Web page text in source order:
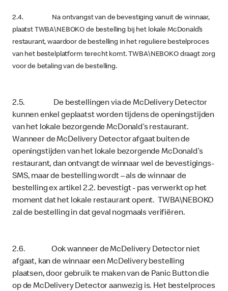
2.4. Na ontvangst van de bevestiging vanuit de winnaar,
plaatst TWBA\NEBOKO de bestelling bij het lokale McDonald’s
restaurant, waardoor de bestelling in het reguliere bestelproces
van het bestelplatform terecht komt. TWBA\NEBOKO draagt zorg
voor de betaling van de bestelling.
2.5. De bestellingen via de McDelivery Detector
kunnen enkel geplaatst worden tijdens de openingstijden
van het lokale bezorgende McDonald’s restaurant.
Wanneer de McDelivery Detector afgaat buiten de
openingstijden van het lokale bezorgende McDonald’s
restaurant, dan ontvangt de winnaar wel de bevestigings-
SMS, maar de bestelling wordt – als de winnaar de
bestelling ex artikel 2.2. bevestigt - pas verwerkt op het
moment dat het lokale restaurant opent. TWBA\NEBOKO
zal de bestelling in dat geval nogmaals verifiëren.
2.6. Ook wanneer de McDelivery Detector niet
afgaat, kan de winnaar een McDelivery bestelling
plaatsen, door gebruik te maken van de Panic Button die
op de McDelivery Detector aanwezig is. Het bestelproces